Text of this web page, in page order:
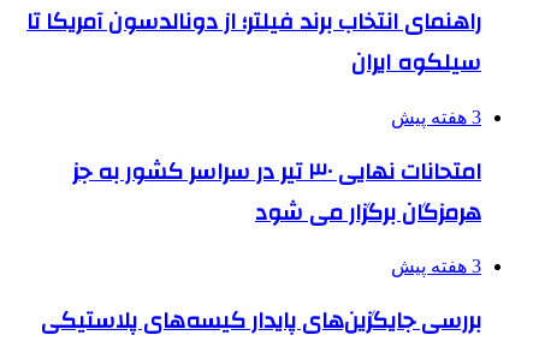
راهنمای انتخاب برند فیلتر؛ از دونالدسون آمریکا تا
سیلکوه ایران
3 هفته پیش
امتحانات نهایی ۳۰ تیر در سراسر کشور به جز
هرمزگان برگزار می شود
3 هفته پیش
بررسی جایگزین‌های پایدار کیسه‌های پلاستیکی